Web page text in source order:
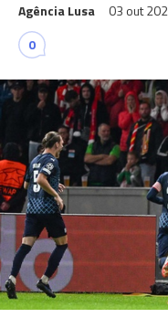
Agência Lusa 03 out
0